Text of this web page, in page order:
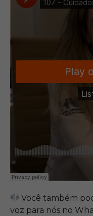
Você também
voz para nós no